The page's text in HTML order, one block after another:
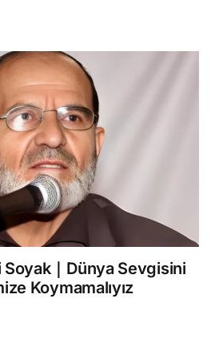
｜Dünya Sevgisini
Koymamalıyız